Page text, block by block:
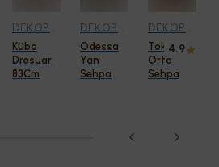
DEKOPRATIK
Küba
Dresuar
83Cm
DEKOPRATIK
Odessa
Yan
Sehpa
DEKOPRATIK
Tokyo
Orta
Sehpa
4.9